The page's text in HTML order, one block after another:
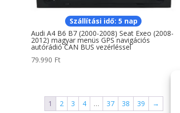
Szállítási idő: 5 nap
Audi A4 B6 B7 (2000-2008) Seat Exeo (2008-
2012) magyar menüs GPS navigációs
autórádió CAN BUS vezérléssel
79.990 Ft
1 2 3 4 … 37 38 39 →